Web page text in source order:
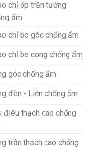
chỉ ốp trần tường
ẩm
chỉ bo góc chống ẩm
chỉ bo cong chống ẩm
góc chống ẩm
đèn - Liễn chống ẩm
điêu thạch cao chống
trần thạch cao chống